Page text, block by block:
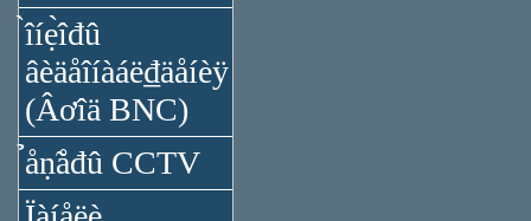
̀îíẹ̀îđû
âèäåîíàáë₫äåíèÿ
(Âơîä BNC)
̉åṇ̃åđû CCTV